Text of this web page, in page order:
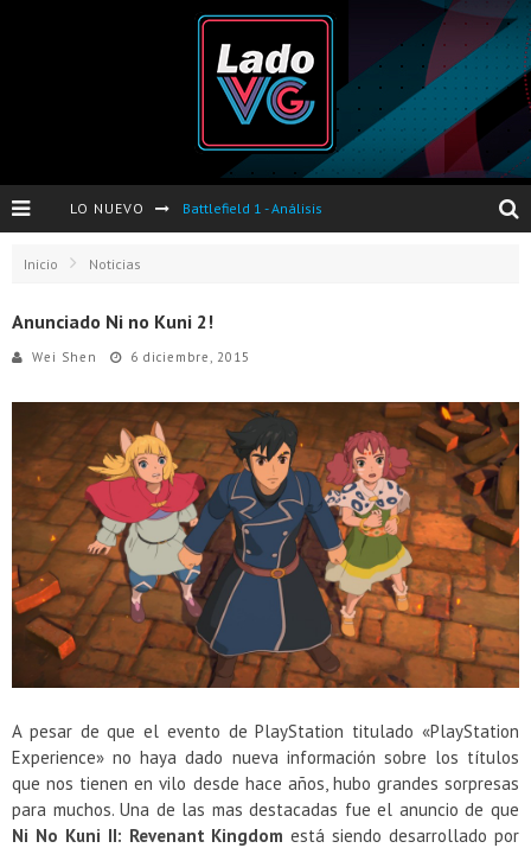
LO NUEVO Battlefield 1 - Análisis
Evento de Nvidia en Argentina - Presentación GeForce GTX 1050 y GTX 1050Ti
Opinión sobre The Last of Us y Left Behind
Presentación oficial de Gears Of War 4 en Argentina
Presentacion Watch Dogs 2 en Argentina
Inicio Noticias
Anunciado Ni no Kuni 2!
Wei Shen 6 diciembre, 2015
A pesar de que el evento de PlayStation titulado «PlayStation
Experience» no haya dado nueva información sobre los títulos
que nos tienen en vilo desde hace años, hubo grandes sorpresas
para muchos. Una de las mas destacadas fue el anuncio de que
Ni No Kuni II: Revenant Kingdom está siendo desarrollado por